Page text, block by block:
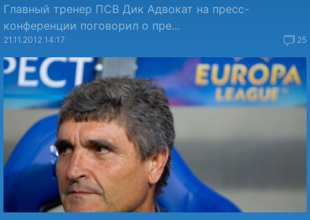
Главный тренер ПСВ Дик Адвокат на пресс-
конференции поговорил о пре...
21.11.2012 14:17 25